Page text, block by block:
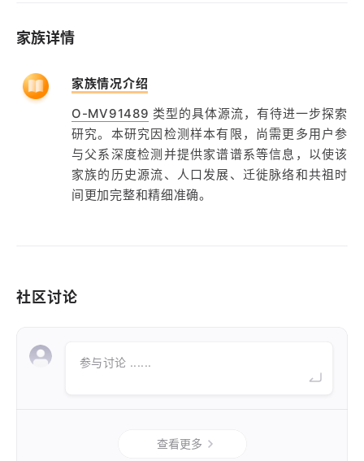
家族详情
家族情况介绍
O-MV91489 类型的具体源流，有待进一步探索
研究。本研究因检测样本有限，尚需更多用户参
与父系深度检测并提供家谱谱系等信息，以使该
家族的历史源流、人口发展、迁徙脉络和共祖时
间更加完整和精细准确。
社区讨论
参与讨论 ......
查看更多